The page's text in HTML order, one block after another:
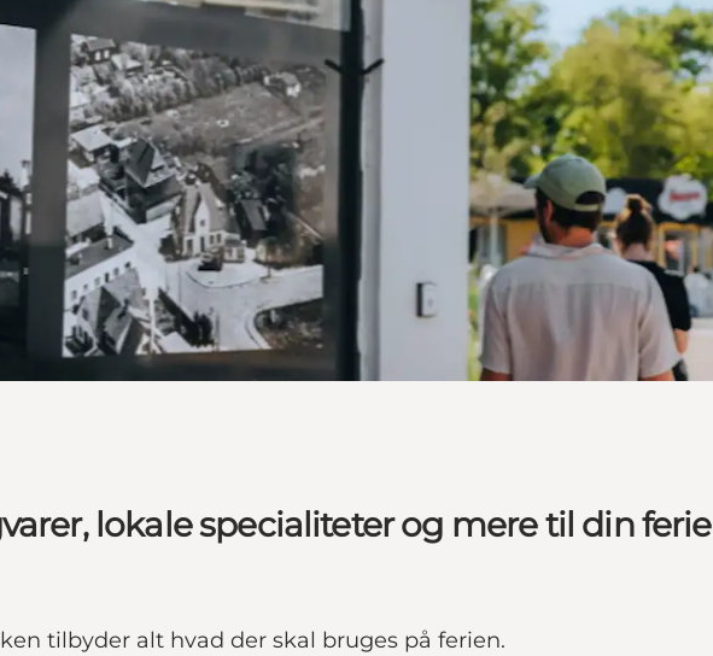
lokale specialiteter og mere til din ferie
tilbyder alt hvad der skal bruges på ferien.